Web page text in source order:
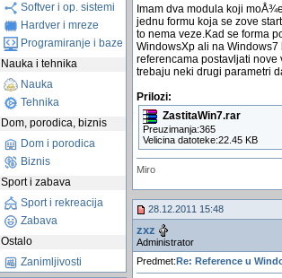
Softver i op. sistemi
Hardver i mreze
Programiranje i baze
Nauka i tehnika
Nauka
Tehnika
Dom, porodica, biznis
Dom i porodica
Biznis
Sport i zabava
Sport i rekreacija
Zabava
Ostalo
Zanimljivosti
Imam dva modula koji
jednu formu koja se zove
to nema veze.Kad se forma
WindowsXp ali na
referencama postavljati
trebaju neki drugi parametri
Prilozi:
ZastitaWin7.rar
Preuzimanja:365
Velicina datoteke:22.45 KB
Miro
28.12.2011 15:48
zxz
Administrator
Predmet: Re: Reference u